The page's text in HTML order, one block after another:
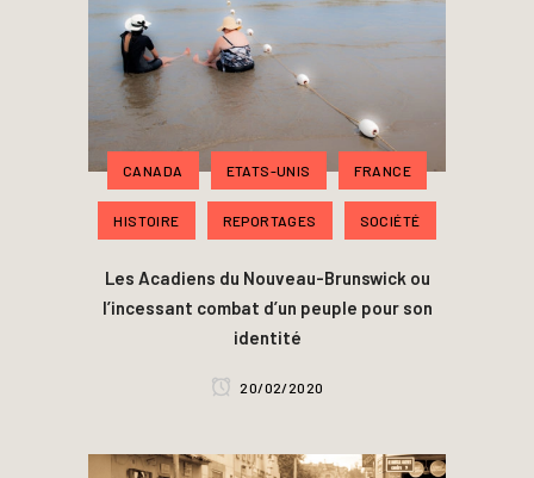
CANADA ETATS-UNIS FRANCE
HISTOIRE REPORTAGES SOCIÉTÉ
Les Acadiens du Nouveau-Brunswick ou
l’incessant combat d’un peuple pour son
identité
20/02/2020